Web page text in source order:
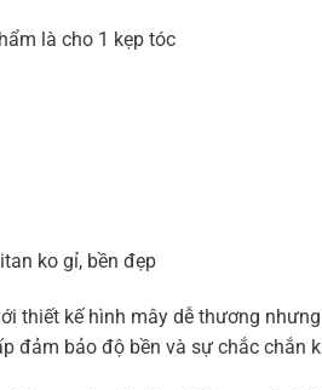
là cho 1 kẹp tóc
ko gỉ, bền đẹp
thiết kế hình mây dễ thương
đảm bảo độ bền và sự chắc chắn